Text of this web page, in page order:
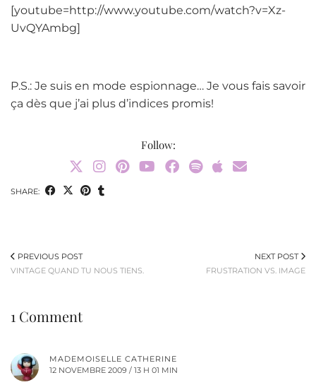
[youtube=http://www.youtube.com/watch?v=Xz-
UvQYAmbg]
P.S.: Je suis en mode espionnage… Je vous fais savoir
ça dès que j’ai plus d’indices promis!
Follow:
SHARE:
PREVIOUS POST
VINTAGE QUAND TU NOUS TIENS.
NEXT POST
FRUSTRATION VS. IMAGE
1 Comment
MADEMOISELLE CATHERINE
12 NOVEMBRE 2009 / 13 H 01 MIN